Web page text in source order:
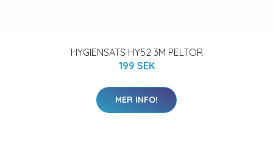
HYGIENSATS HY52 3M PELTOR
199 SEK
MER INFO!